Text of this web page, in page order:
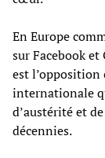
En Europe
sur Facebook
est l’opposition
internationale
d’austérité et
décennies.